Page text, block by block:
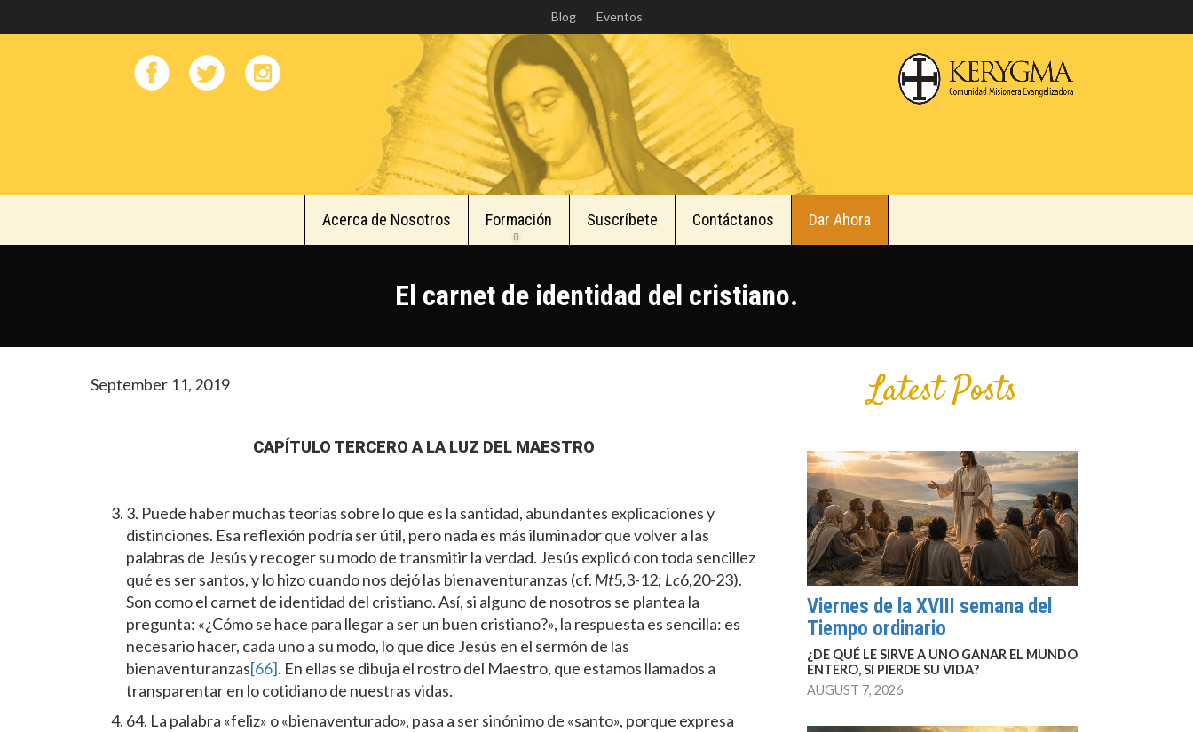
Skip
to
main
content
Blog Eventos
Acerca de Nosotros Formación Suscríbete Contáctanos Dar Ahora
El carnet de identidad del cristiano.
September 11, 2019
CAPÍTULO TERCERO A LA LUZ DEL MAESTRO
3. Puede haber muchas teorías sobre lo que es la santidad, abundantes explicaciones y
distinciones. Esa reflexión podría ser útil, pero nada es más iluminador que volver a las
palabras de Jesús y recoger su modo de transmitir la verdad. Jesús explicó con toda sencillez
qué es ser santos, y lo hizo cuando nos dejó las bienaventuranzas (cf. Mt5,3-12; Lc6,20-23).
Son como el carnet de identidad del cristiano. Así, si alguno de nosotros se plantea la
pregunta: «¿Cómo se hace para llegar a ser un buen cristiano?», la respuesta es sencilla: es
necesario hacer, cada uno a su modo, lo que dice Jesús en el sermón de las
bienaventuranzas[66]. En ellas se dibuja el rostro del Maestro, que estamos llamados a
transparentar en lo cotidiano de nuestras vidas.
64. La palabra «feliz» o «bienaventurado», pasa a ser sinónimo de «santo», porque expresa
Latest Posts
Viernes de la XVIII semana del
Tiempo ordinario
¿DE QUÉ LE SIRVE A UNO GANAR EL MUNDO
ENTERO, SI PIERDE SU VIDA?
AUGUST 7, 2026